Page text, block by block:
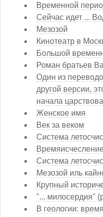
Временной
Сейчас идет ...
Мезозой
Кинотеатр в
Большой
Роман братьев
Один из
другой версии,
начала
Женское имя
Век за веком
Система
Система
Мезозой иль
Крупный
"... милосердия"
В геологии: